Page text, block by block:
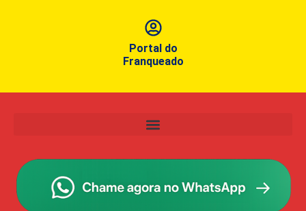
Portal do
Franqueado